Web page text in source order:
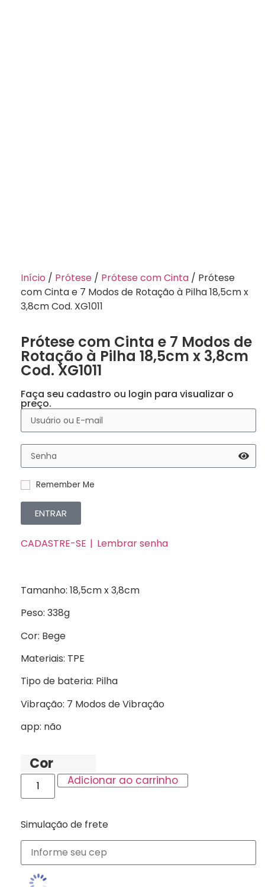
Início / Prótese / Prótese com Cinta / Prótese
com Cinta e 7 Modos de Rotação à Pilha 18,5cm x
3,8cm Cod. XG1011
Prótese com Cinta e 7 Modos de
Rotação à Pilha 18,5cm x 3,8cm
Cod. XG1011
Faça seu cadastro ou login para visualizar o
preço.
Remember Me
ENTRAR
CADASTRE-SE Lembrar senha
Tamanho: 18,5cm x 3,8cm
Peso: 338g
Cor: Bege
Materiais: TPE
Tipo de bateria: Pilha
Vibração: 7 Modos de Vibração
app: não
Cor
Adicionar ao carrinho
Simulação de frete